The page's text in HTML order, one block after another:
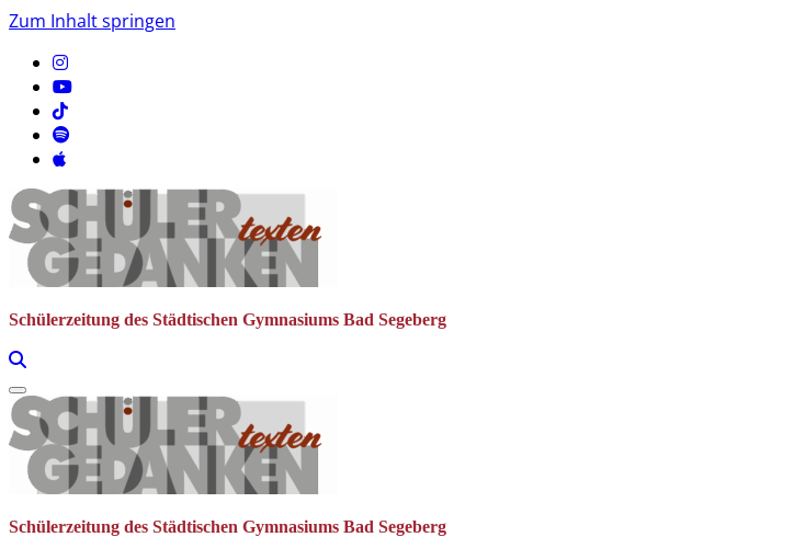
Zum Inhalt springen
Schülerzeitung des Städtischen Gymnasiums Bad Segeberg
Schülerzeitung des Städtischen Gymnasiums Bad Segeberg